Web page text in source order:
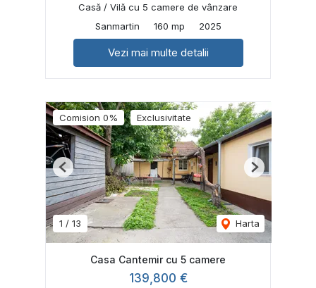
Casă / Vilă cu 5 camere de vânzare
Sanmartin
160 mp 2025
Vezi mai multe detalii
Comision 0% Exclusivitate
1 / 13 Harta
Previous Next
Casa Cantemir cu 5 camere
139,800 €